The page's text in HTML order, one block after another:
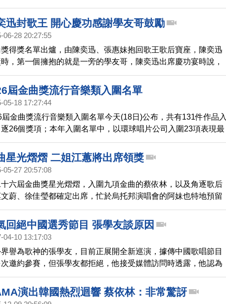
，則在加緊錄音中，像是天王周杰倫、林俊傑準備要在年底發
迅封歌王 開心慶功感謝學友哥鼓勵
06-28 20:27:55
得獎名單出爐，由陳奕迅、張惠妹抱回歌王歌后寶座，陳奕迅
，第一個擁抱的就是一旁的學友哥，陳奕迅出席慶功宴時說，
獎時，學友哥緊握住他的手，跟他說恭喜。
屆金曲獎流行音樂類入圍名單
05-18 17:27:44
屆金曲獎流行音樂類入圍名單今天(18日)公布，共有131件作品入
逐26個獎項；本年入圍名單中，以環球唱片公司入圍23項表現最
專輯作品則以｢呸」專輯入圍9項奪冠，頒獎典禮將於6月27日
北小巨蛋舉行。入圍名單如下：
星光熠熠 二姐江蕙將出席領獎
05-27 20:57:08
六屆金曲獎星光熠熠，入圍九項金曲的蔡依林，以及角逐歌后
蔚、徐佳瑩都確定出席，忙於烏托邦演唱會的阿妹也特地預留
禮時間，而宣布引退的二姊江蕙，原本要閉關到七月演唱會才
，現在傳出消息，二姊將親自出席金曲頒獎典禮，領取特別貢獻
回絕中國選秀節目 張學友談原因
04-10 13:17:03
譽為歌神的張學友，目前正展開全新巡演，據傳中國歌唱節目
邀約參賽，但張學友都拒絕，他接受媒體訪問時透露，他認為
目的評審，就是最大的弊病，評審未必懂得如何評判唱功，也
會討好評委與觀眾。
演出韓國熱烈迴響 蔡依林：非常驚訝